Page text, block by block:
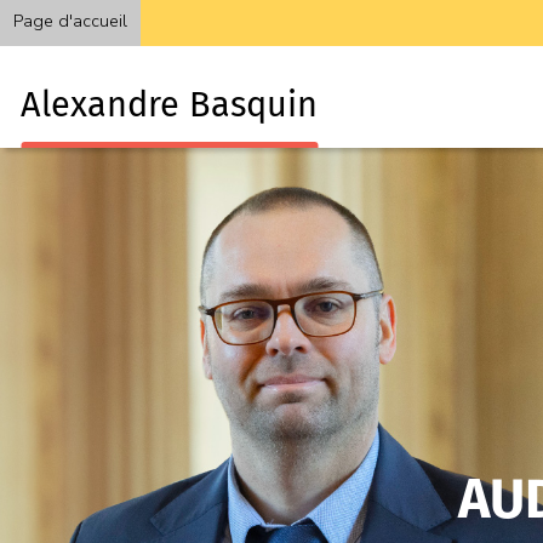
Page d'accueil
Alexandre Basquin